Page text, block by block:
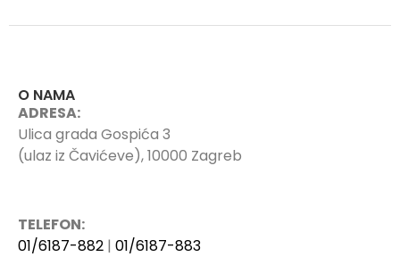
O NAMA
ADRESA:
Ulica grada Gospića 3
(ulaz iz Čavićeve), 10000 Zagreb
TELEFON:
01/6187-882 | 01/6187-883